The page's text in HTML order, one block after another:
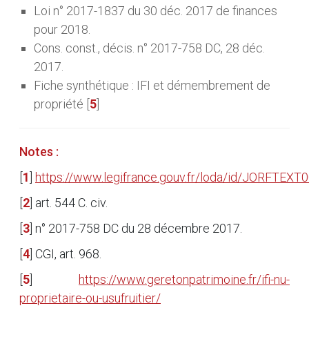
Loi n° 2017-1837 du 30 déc. 2017 de finances
pour 2018.
Cons. const., décis. n° 2017-758 DC, 28 déc.
2017.
Fiche synthétique : IFI et démembrement de
propriété 5
Notes :
1
https://www.legifrance.gouv.fr/loda/id/
2 art. 544 C. civ.
3 n° 2017-758 DC du 28 décembre 2017.
4 CGI, art. 968.
5
https://www.geretonpatrimoine.fr/ifi-nu-
proprietaire-ou-usufruitier/